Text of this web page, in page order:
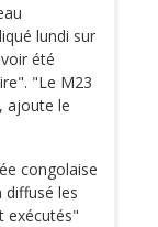
lundi sur
été
"Le M23
ajoute le
congolaise
les
exécutés"